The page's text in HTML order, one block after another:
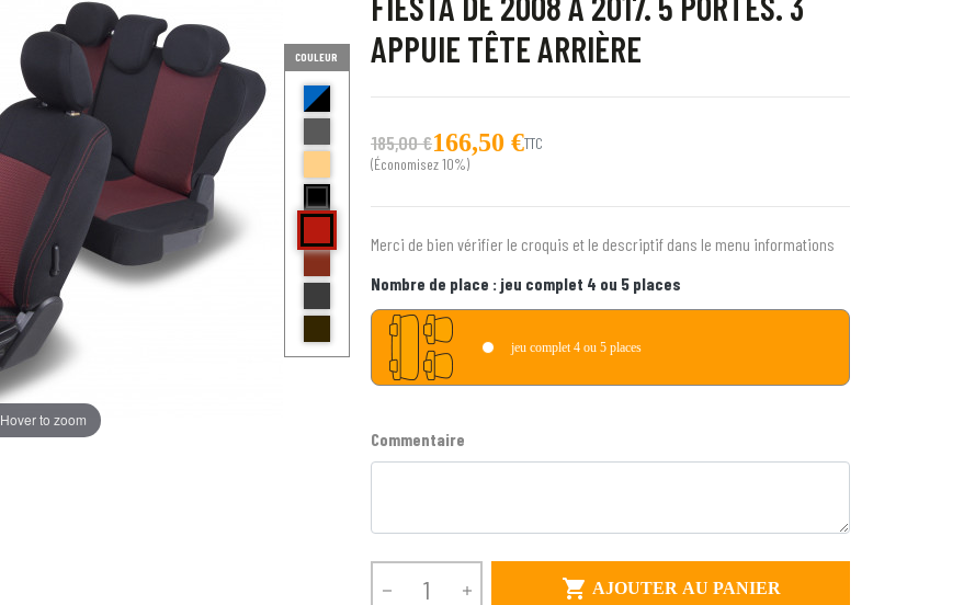
Hover to zoom
APPUIE TÊTE ARRIÈRE
185,00 €166,50 €TTC
(Économisez 10%)
Merci de bien vérifier le croquis et le descriptif dans le menu informations
Nombre de place : jeu complet 4 ou 5 places
jeu complet 4 ou 5 places
COULEUR
bleu et noir Delta
anthracite golf
beige bravo
noir centre gris bord noir foxtrot
Rouge ( bord noir) Echo
brique kilo
Bords anthracite centre gris juliette
Bord noir centre point blanc Quebec
Commentaire
   AJOUTER AU PANIER